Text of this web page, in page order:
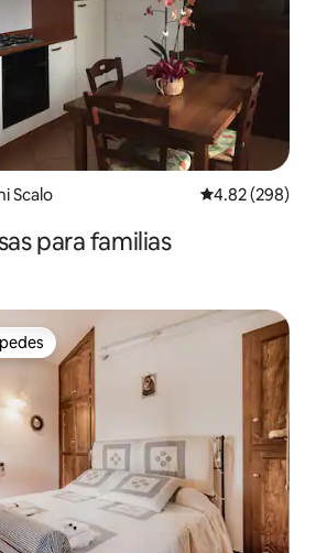
Scalo Calificación
4.82 (298)
para familias